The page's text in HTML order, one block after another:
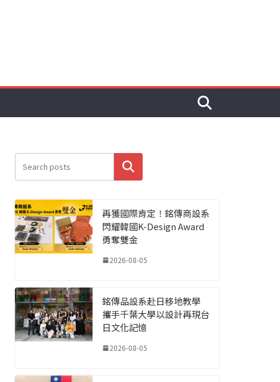
搜尋
再獲國際肯定！銘傳商設系
閃耀韓國K-Design Award
勇奪雙金
2026-08-05
銘傳品設系赴日移地教學
攜手千葉大學以設計再現台
日文化記憶
2026-08-05